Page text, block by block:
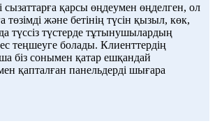
қарсы өңдеумен өңделген, ол
төзімді және бетінің түсін қызыл, көк,
түссіз түстерде тұтынушылардың
теңшеуге болады. Клиенттердің
біз сонымен қатар ешқандай
қапталған панельдерді шығара